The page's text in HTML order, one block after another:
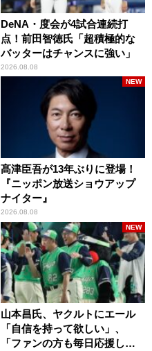
DeNA・度会が4試合連続打
点！前田智徳氏「超積極的な
バッターはチャンスに強い」
2026.08.08
髙津臣吾が13年ぶりに登場！
『ニッポン放送ショウアップ
ナイター』
2026.08.08
NEW
山本昌氏、ヤクルトにエール
「自信を持って欲しい」、
「ファンの方も毎日応援して
NEW